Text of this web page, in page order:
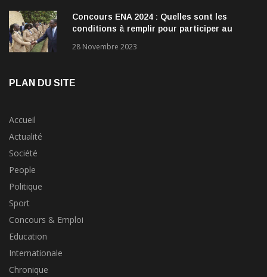
Concours ENA 2024 : Quelles sont les
conditions à remplir pour participer au
28 Novembre 2023
PLAN DU SITE
Accueil
Actualité
Société
People
Politique
Sport
Concours & Emploi
Education
Internationale
Chronique